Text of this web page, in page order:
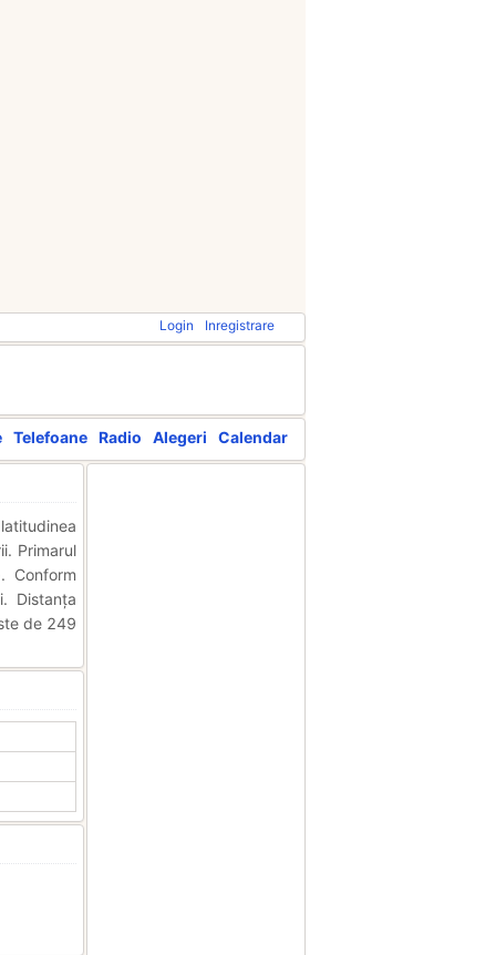
Login Inregistrare
Telefoane Radio Alegeri Calendar
Primarul
Conform
Distanța
de 249